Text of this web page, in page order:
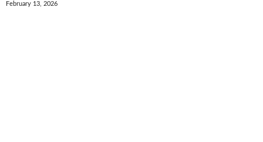
February 13, 2026